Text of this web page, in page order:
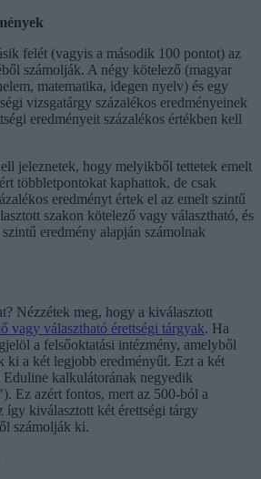
felét (vagyis a második 100 pontot) az
számolják. A négy kötelező (magyar
matematika, idegen nyelv) és egy
vizsgatárgy százalékos eredményeinek
eredményeit százalékos értékben kell
jeleznetek, hogy melyikből tettetek emelt
többletpontokat kaphattok, de csak
eredményt értek el az emelt szintű
szakon kötelező vagy választható, és
eredmény alapján számolnak
Nézzétek meg, hogy a kiválasztott
vagy választható érettségi tárgyak. Ha
a felsőoktatási intézmény, amelyből
ki a két legjobb eredményűt. Ezt a két
kalkulátorának negyedik
Ez azért fontos, mert az 500-ból a
így kiválasztott két érettségi tárgy
számolják ki.